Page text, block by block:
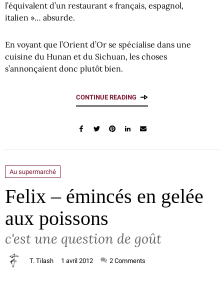
l’équivalent d’un restaurant « français, espagnol,
italien »… absurde.
En voyant que l’Orient d’Or se spécialise dans une
cuisine du Hunan et du Sichuan, les choses
s’annonçaient donc plutôt bien.
CONTINUE READING
Au supermarché
Felix – émincés en gelée
aux poissons
c'est une question de goût
T. Tilash 1 avril 2012 2 Comments